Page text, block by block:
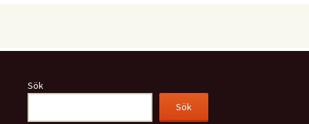
Sök
Sök